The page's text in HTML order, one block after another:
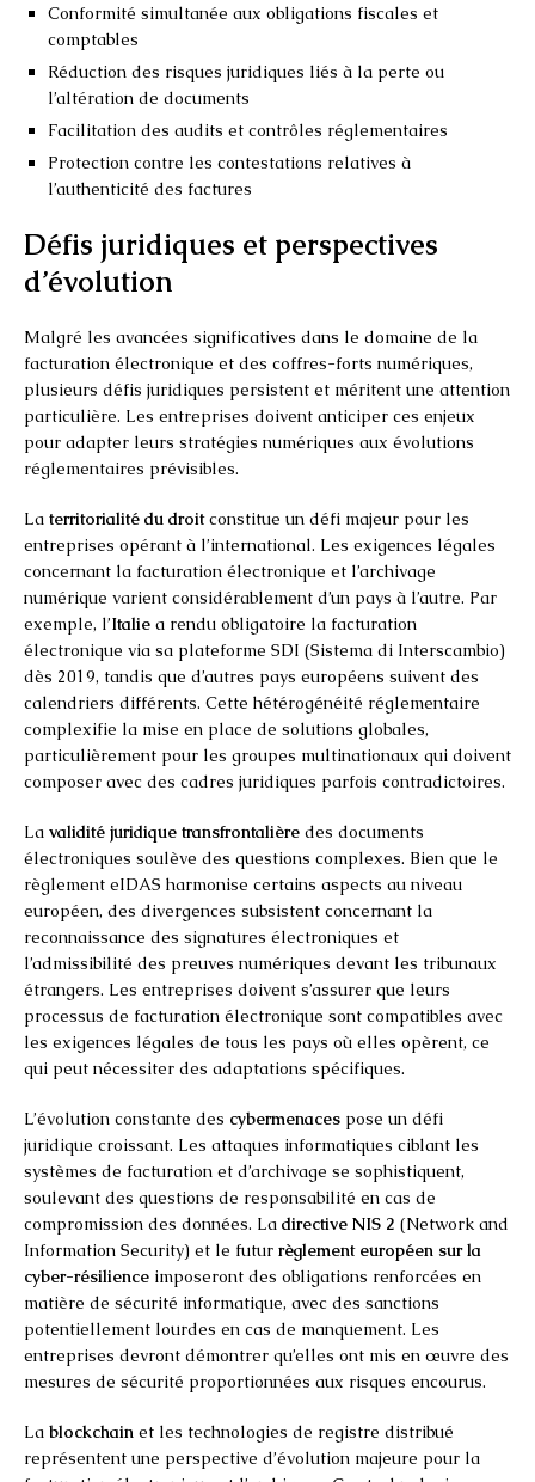
Conformité simultanée aux obligations fiscales et
comptables
Réduction des risques juridiques liés à la perte ou
l’altération de documents
Facilitation des audits et contrôles réglementaires
Protection contre les contestations relatives à
l’authenticité des factures
Défis juridiques et perspectives
d’évolution
Malgré les avancées significatives dans le domaine de la
facturation électronique et des coffres-forts numériques,
plusieurs défis juridiques persistent et méritent une attention
particulière. Les entreprises doivent anticiper ces enjeux
pour adapter leurs stratégies numériques aux évolutions
réglementaires prévisibles.
La territorialité du droitconstitue un défi majeur pour les
entreprises opérant à l’international. Les exigences légales
concernant la facturation électronique et l’archivage
numérique varient considérablement d’un pays à l’autre. Par
exemple, l’Italie a rendu obligatoire la facturation
électronique via sa plateforme SDI (Sistema di Interscambio)
dès 2019, tandis que d’autres pays européens suivent des
calendriers différents. Cette hétérogénéité réglementaire
complexifie la mise en place de solutions globales,
particulièrement pour les groupes multinationaux qui doivent
composer avec des cadres juridiques parfois contradictoires.
La validité juridique transfrontalière des documents
électroniques soulève des questions complexes. Bien que le
règlement eIDAS harmonise certains aspects au niveau
européen, des divergences subsistent concernant la
reconnaissance des signatures électroniques et
l’admissibilité des preuves numériques devant les tribunaux
étrangers. Les entreprises doivent s’assurer que leurs
processus de facturation électronique sont compatibles avec
les exigences légales de tous les pays où elles opèrent, ce
qui peut nécessiter des adaptations spécifiques.
L’évolution constante des cybermenaces pose un défi
juridique croissant. Les attaques informatiques ciblant les
systèmes de facturation et d’archivage se sophistiquent,
soulevant des questions de responsabilité en cas de
compromission des données. La directive NIS 2 (Network and
Information Security) et le futur règlement européen sur la
cyber-résilience imposeront des obligations renforcées en
matière de sécurité informatique, avec des sanctions
potentiellement lourdes en cas de manquement. Les
entreprises devront démontrer qu’elles ont mis en œuvre des
mesures de sécurité proportionnées aux risques encourus.
La blockchain et les technologies de registre distribué
représentent une perspective d’évolution majeure pour la